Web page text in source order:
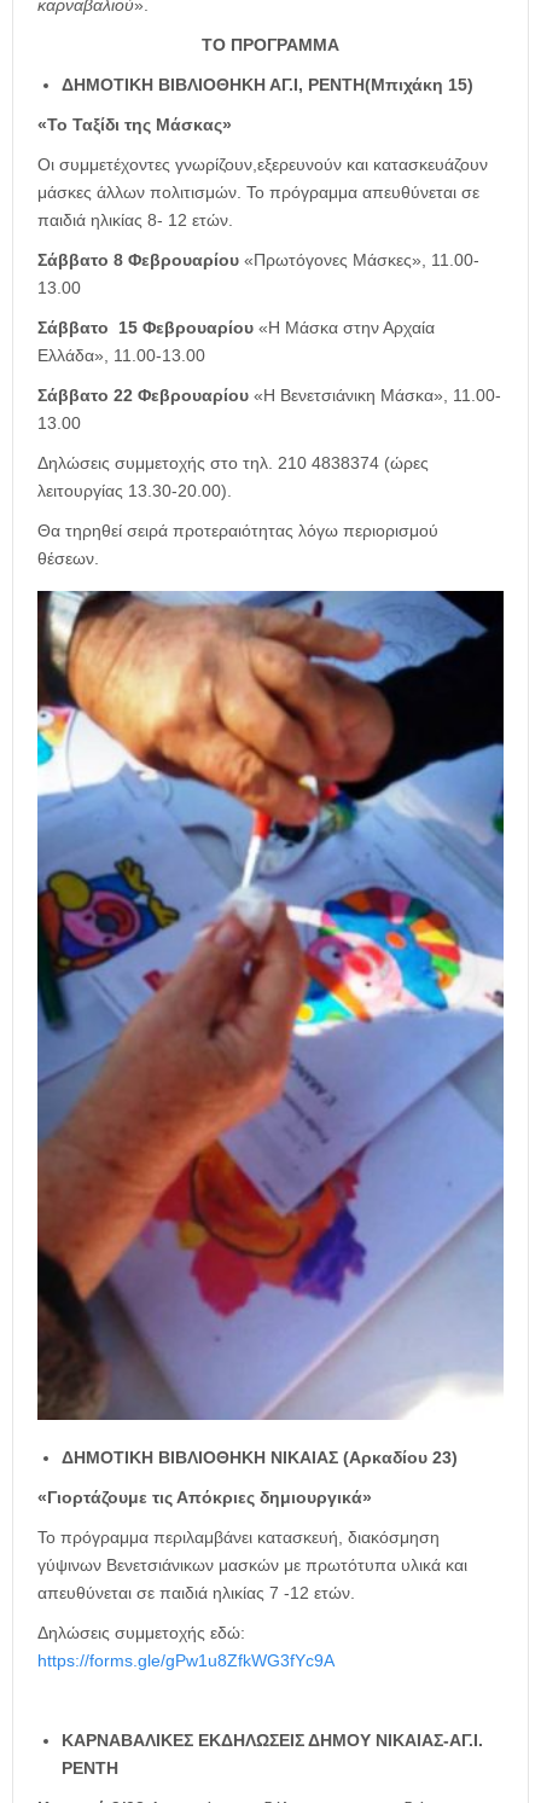
καρναβαλιού».
ΤΟ ΠΡΟΓΡΑΜΜΑ
ΔΗΜΟΤΙΚΗ ΒΙΒΛΙΟΘΗΚΗ ΑΓ.Ι, ΡΕΝΤΗ(Μπιχάκη 15)
«Το Ταξίδι της Μάσκας»
Οι συμμετέχοντες γνωρίζουν,εξερευνούν και κατασκευάζουν
μάσκες άλλων πολιτισμών. Το πρόγραμμα απευθύνεται σε
παιδιά ηλικίας 8- 12 ετών.
Σάββατο 8 Φεβρουαρίου «Πρωτόγονες Μάσκες», 11.00-
13.00
Σάββατο 15 Φεβρουαρίου «Η Μάσκα στην Αρχαία
Ελλάδα», 11.00-13.00
Σάββατο 22 Φεβρουαρίου «Η Βενετσιάνικη Μάσκα», 11.00-
13.00
Δηλώσεις συμμετοχής στο τηλ. 210 4838374 (ώρες
λειτουργίας 13.30-20.00).
Θα τηρηθεί σειρά προτεραιότητας λόγω περιορισμού
θέσεων.
ΔΗΜΟΤΙΚΗ ΒΙΒΛΙΟΘΗΚΗ ΝΙΚΑΙΑΣ (Αρκαδίου 23)
«Γιορτάζουμε τις Απόκριες δημιουργικά»
Το πρόγραμμα περιλαμβάνει κατασκευή, διακόσμηση
γύψινων Βενετσιάνικων μασκών με πρωτότυπα υλικά και
απευθύνεται σε παιδιά ηλικίας 7 -12 ετών.
Δηλώσεις συμμετοχής εδώ:
https://forms.gle/gPw1u8ZfkWG3fYc9A
ΚΑΡΝΑΒΑΛΙΚΕΣ ΕΚΔΗΛΩΣΕΙΣ ΔΗΜΟΥ ΝΙΚΑΙΑΣ-ΑΓ.Ι.
ΡΕΝΤΗ